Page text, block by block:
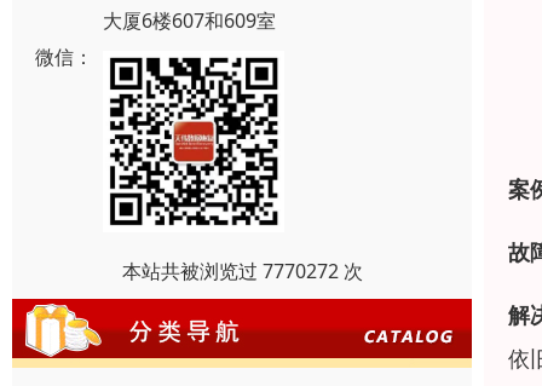
大厦6楼607和609室
微信：
本站共被浏览过 7770272 次
案
故
解
依